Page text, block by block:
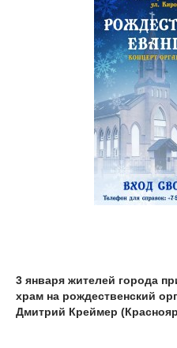
3 января жителей города
храм на рождественский
Дмитрий Креймер